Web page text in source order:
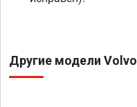
Другие модели Volvo